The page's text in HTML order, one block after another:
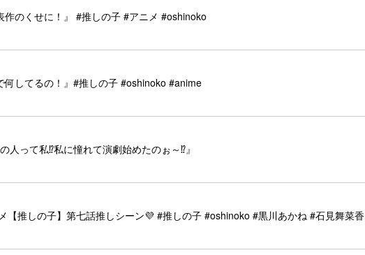
作のくせに！』 #推しの子 #アニメ #oshinoko
何してるの！』#推しの子 #oshinoko #anime
人って私⁉私に憧れて演劇始めたのぉ～⁉』
【推しの子】第七話推しシーン💜 #推しの子 #oshinoko #黒川あかね #石見舞菜香